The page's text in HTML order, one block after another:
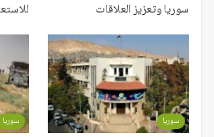
سوريا وتعزيز العلاقات
سوريا سوريا